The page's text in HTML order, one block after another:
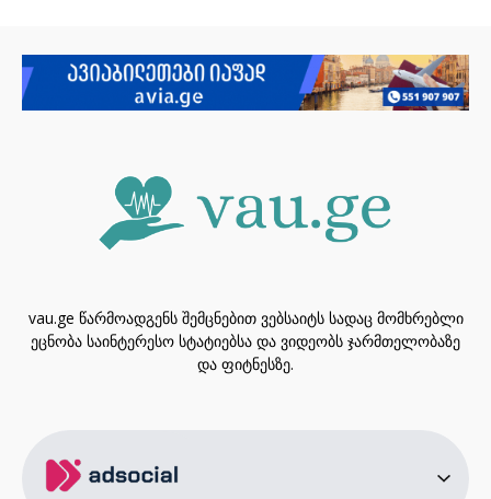
vau.ge წარმოადგენს შემცნებით ვებსაიტს სადაც მომხრებლი
ეცნობა საინტერესო სტატიებსა და ვიდეობს ჯარმთელობაზე
და ფიტნესზე.